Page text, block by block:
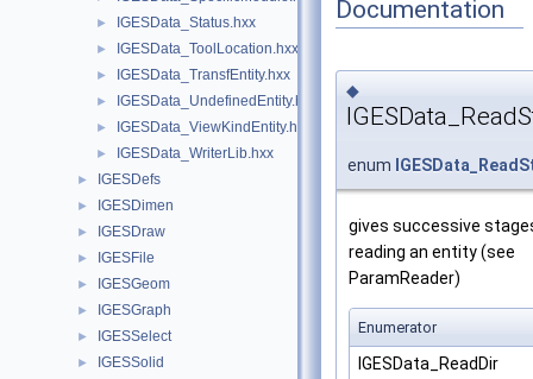
► IGESData_Status.hxx
► IGESData_ToolLocation.hxx
► IGESData_TransfEntity.hxx
► IGESData_UndefinedEntity.hxx
► IGESData_ViewKindEntity.hxx
► IGESData_WriterLib.hxx
► IGESDefs
► IGESDimen
► IGESDraw
► IGESFile
► IGESGeom
► IGESGraph
► IGESSelect
► IGESSolid
Documentation
◆
enum
gives successive
reading an entity (see
ParamReader)
Enumerator
IGESData_ReadDir